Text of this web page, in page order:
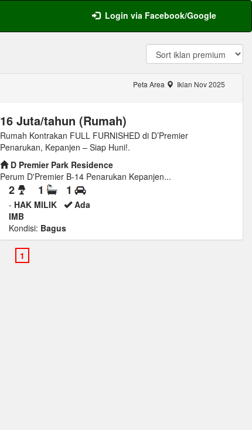
Login via Facebook/Google
Peta Area Iklan Nov 2025
16 Juta/tahun (Rumah)
Rumah Kontrakan FULL FURNISHED di D’Premier
Penarukan, Kepanjen – Siap Huni!.
D Premier Park Residence
Perum D'Premier B-14 Penarukan Kepanjen...
2 1 1
- HAK MILIK
Ada
IMB
Kondisi: Bagus